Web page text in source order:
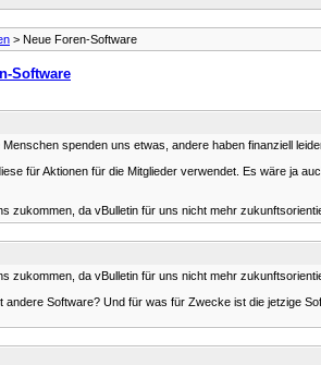
> Neue Foren-Software
Software
spenden uns etwas, andere haben finanziell
für Aktionen für die Mitglieder verwendet. Es wäre ja
zukommen, da vBulletin für uns nicht mehr
zukommen, da vBulletin für uns nicht mehr
Software? Und für was für Zwecke ist die jetzige